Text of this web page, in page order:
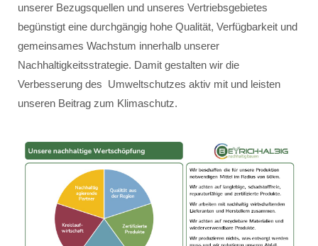
unserer Bezugsquellen und unseres Vertriebsgebietes
begünstigt eine durchgängig hohe Qualität, Verfügbarkeit und
gemeinsames Wachstum innerhalb unserer
Nachhaltigkeitsstrategie. Damit gestalten wir die
Verbesserung des Umweltschutzes aktiv mit und leisten
unseren Beitrag zum Klimaschutz.